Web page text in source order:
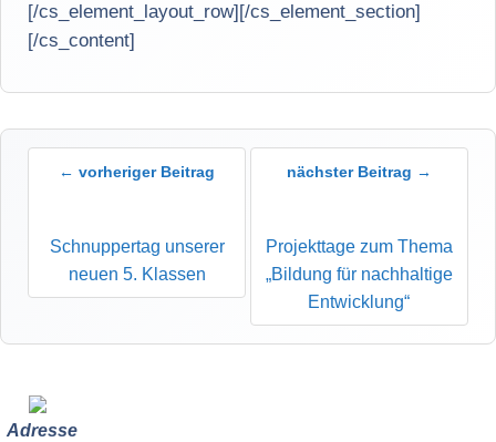
[/cs_element_layout_row][/cs_element_section]
[/cs_content]
← vorheriger Beitrag
Schnuppertag unserer
neuen 5. Klassen
nächster Beitrag →
Projekttage zum Thema
„Bildung für nachhaltige
Entwicklung“
Adresse